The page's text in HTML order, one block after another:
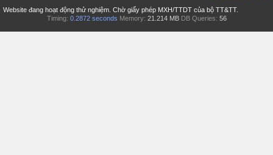
Website đang hoạt động thử nghiệm. Chờ giấy phép MXH/TTDT của bộ TT&TT.
Timing: 0.2872 seconds Memory: 21.214 MB DB Queries: 56